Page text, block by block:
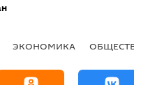
ЭКОНОМИКА